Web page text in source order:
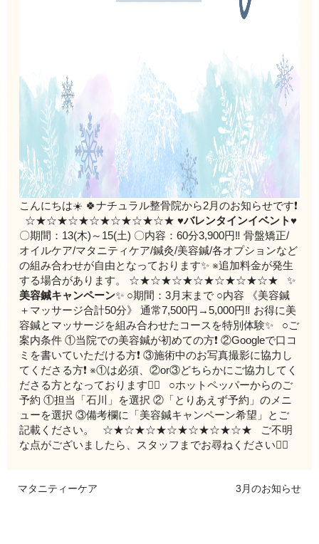
こんにちは☀️ 🍀ナチュラル整骨院から2月のお知らせです❗️
☆★☆★☆★☆★☆★☆★☆★ ♥️バレンタインイベント♥️
〇期間：13(木)～15(土) 〇内容：60分3,900円‼️ 骨盤矯正/
オイルケア/マタニティケア/鍼灸/美容鍼/各オプションなど
の組み合わせが自由となっております✨️ ※追加料金が発生
する場合があります。 ☆★☆★☆★☆★☆★☆★☆★ ✨
美容鍼キャンペーン✨ ○期間：3月末まで ○内容 《美容鍼
＋マッサージ合計50分》 通常7,500円→5,000円‼️ お得に美
容鍼とマッサージを組み合わせたコースを特別体験✨ ○ご
案内条件 ①当院での美容鍼が初めての方❗️ ②Googleで口コ
ミを書いていただける方❗️ ③施術中のお写真撮影に協力し
てくださる方❗️ ※①は必須、②or③どちらかにご協力してく
ださる方となっております🙇‍♀️ ○ホットペッパーからのご
予約 ①担当「石川」を選択 ②「とりあえず予約」のメニ
ューを選択 ③備考欄に「美容鍼キャンペーン希望」とご
記載ください。 ☆★☆★☆★☆★☆★☆★☆★ ご不明
な点がございましたら、スタッフまでお尋ねください🙇‍♂️
マタニティーケア 3月のお知らせ